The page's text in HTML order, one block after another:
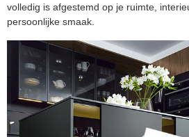
volledig is afgestemd op je ruimte,
persoonlijke smaak.